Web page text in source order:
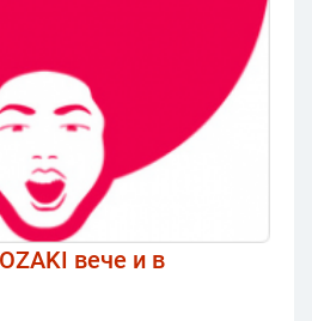
вече и в